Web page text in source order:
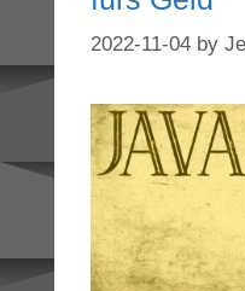
2022-11-04 by